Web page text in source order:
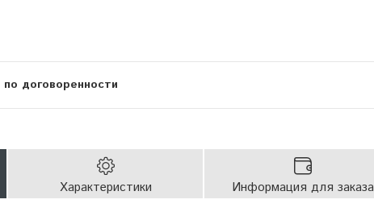
по договоренности
Характеристики Информация для заказа